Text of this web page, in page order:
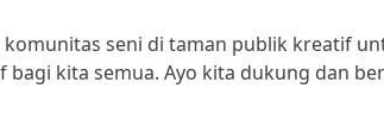
seni di taman publik kreatif
kita semua. Ayo kita dukung dan